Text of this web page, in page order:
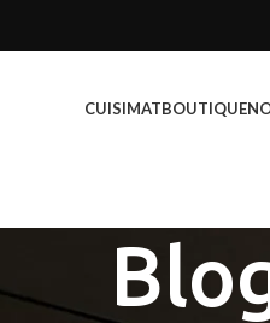
CUISIMATBOUTIQUE